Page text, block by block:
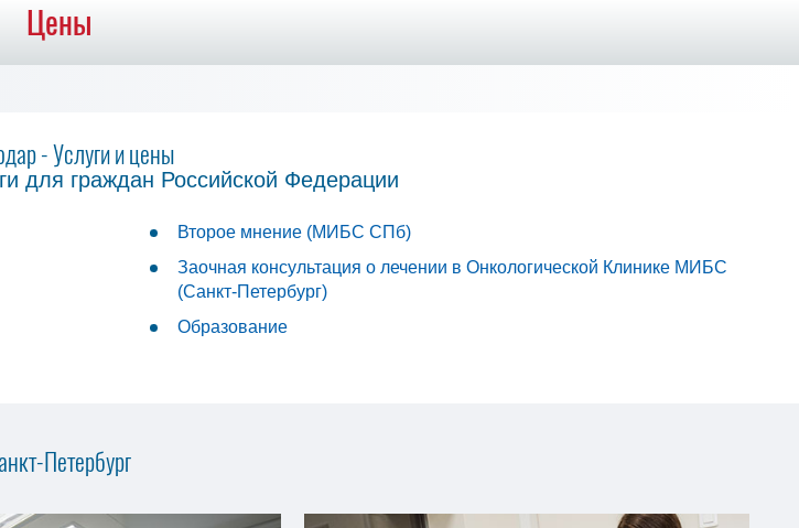
Цены
- Услуги и цены
для граждан Российской Федерации
Второе мнение (МИБС СПб)
Заочная консультация о лечении в Онкологической Клинике МИБС
(Санкт-Петербург)
Образование
Петербург